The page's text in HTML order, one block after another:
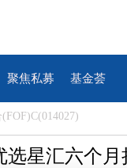
聚焦私募 基金荟
选星汇六个月